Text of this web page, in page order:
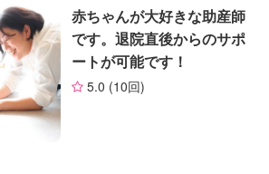
対応可否は個別に相談
スポーツレッスン
絵・工作レッスン
その他
レビュー
企業型割引対象(旧内閣府補助対象)
自治体届出済ベビーシッター
赤ちゃんが大好きな助産師
です。退院直後からのサポ
ートが可能です！
5.0 (10回)